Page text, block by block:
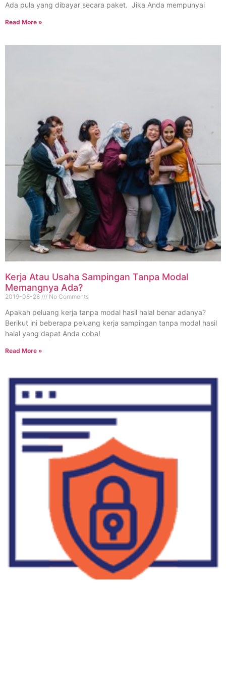
Ada pula yang dibayar secara paket. Jika Anda mempunyai
Read More »
Kerja Atau Usaha Sampingan Tanpa Modal
Memangnya Ada?
2019-08-28 No Comments
Apakah peluang kerja tanpa modal hasil halal benar adanya?
Berikut ini beberapa peluang kerja sampingan tanpa modal hasil
halal yang dapat Anda coba!
Read More »